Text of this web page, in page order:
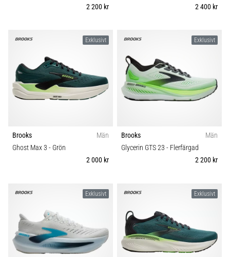
2 200 kr
2 400 kr
Exklusivt
Brooks
Män
Ghost Max 3 - Grön
2 000 kr
Exklusivt
Brooks
Män
Glycerin GTS 23 - Flerfärgad
2 200 kr
Exklusivt Exklusivt